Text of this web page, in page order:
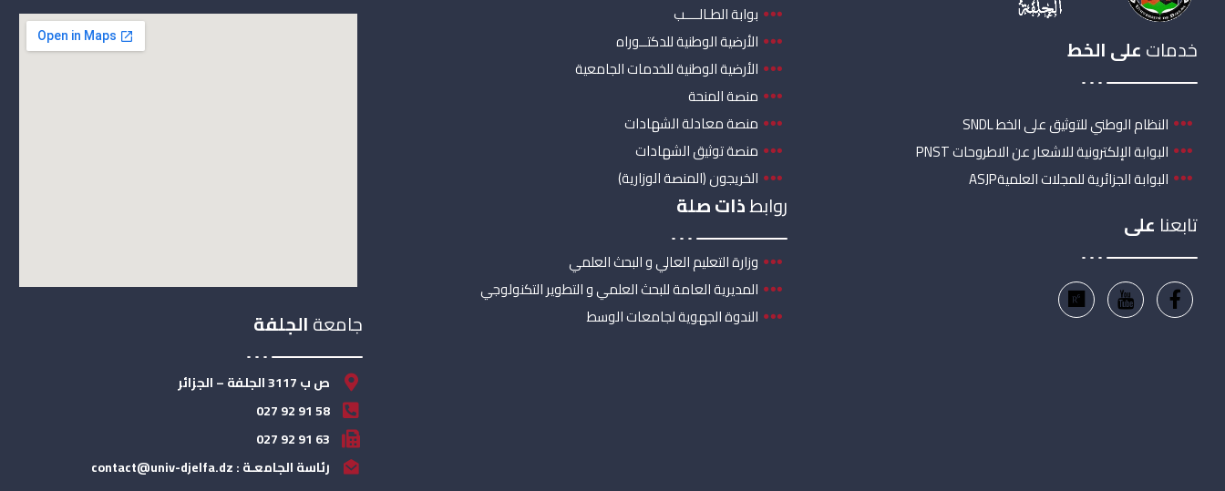
خدماتعلى الخط
النظام الوطني للتوثيق على الخط SNDL
البوابة الإلكترونية للاشعار عن الاطروحات PNST
البوابة الجزائرية للمجلات العلميةASJP
تابعنا على
بوابة الطـالــــب
الأرضية الوطنية للدكتــوراه
الأرضية الوطنية للخدمات الجامعية
منصة المنحة
منصة معادلة الشهادات
منصة توثيق الشهادات
الخريجون (المنصة الوزارية)
روابطذات صلة
وزارة التعليم العالي و البحث العلمي
المديرية العامة للبحث العلمي و التطوير التكنولوجي
الندوة الجهوية لجامعات الوسط
جامعةالجلفة
ص ب 3117 الجلفة – الجزائر
58 91 92 027
63 91 92 027
رئاسة الجامعـة : contact@univ-djelfa.dz